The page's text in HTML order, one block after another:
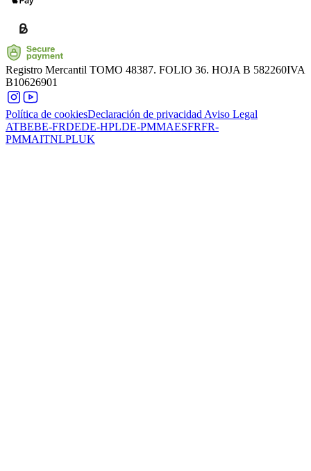
Registro Mercantil TOMO 48387. FOLIO 36. HOJA B 582260IVA
B10626901
Política de cookiesDeclaración de privacidad Aviso Legal
ATBEBE-FRDEDE-HPLDE-PMMAESFRFR-
PMMAITNLPLUK